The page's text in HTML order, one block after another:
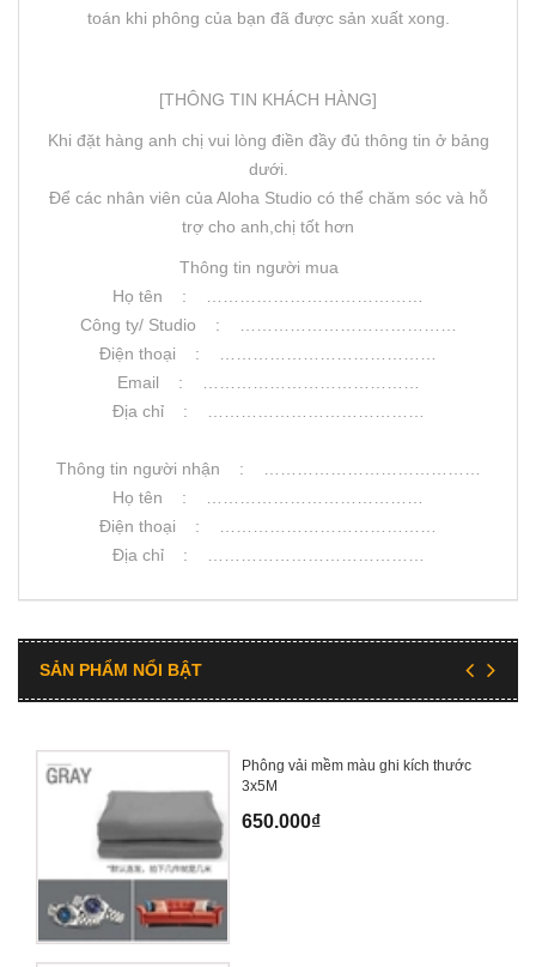
toán khi phông của bạn đã được sản xuất xong.
[THÔNG TIN KHÁCH HÀNG]
Khi đặt hàng anh chị vui lòng điền đầy đủ thông tin ở bảng
dưới.
Để các nhân viên của Aloha Studio có thể chăm sóc và hỗ
trợ cho anh,chị tốt hơn
Thông tin người mua
Họ tên : …………………………………
Công ty/ Studio : …………………………………
Điện thoại : …………………………………
Email : …………………………………
Địa chỉ : …………………………………
Thông tin người nhận : …………………………………
Họ tên : …………………………………
Điện thoại : …………………………………
Địa chỉ : …………………………………
SẢN PHẨM NỔI BẬT
Phông vải mềm màu ghi kích thước
3x5M
650.000₫